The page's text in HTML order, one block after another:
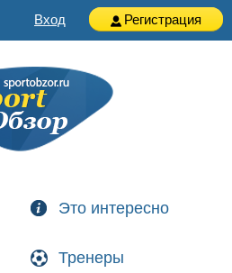
Вход Регистрация
Это интересно
Тренеры